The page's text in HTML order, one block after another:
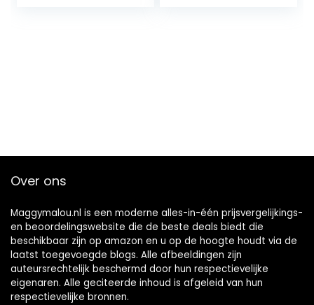
Over ons
Maggymalou.nl is een moderne alles-in-één prijsvergelijkings-
en beoordelingswebsite die de beste deals biedt die
beschikbaar zijn op amazon en u op de hoogte houdt via de
laatst toegevoegde blogs. Alle afbeeldingen zijn
auteursrechtelijk beschermd door hun respectievelijke
eigenaren. Alle geciteerde inhoud is afgeleid van hun
respectievelijke bronnen.